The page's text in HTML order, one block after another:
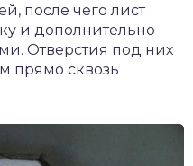
после чего лист
и дополнительно
Отверстия под них
прямо сквозь